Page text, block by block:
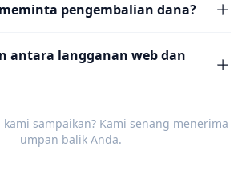
pengembalian dana?
antara langganan web dan
sampaikan? Kami senang menerima
umpan balikAnda.